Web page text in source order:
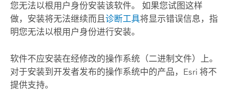
您无法以根用户身份安装该软件。 如果您试图这样
做，安装将无法继续而且诊断工具将显示错误信息，指
明您无法以根用户身份进行安装。
软件不应安装在经修改的操作系统（二进制文件）上。
对于安装到开发者发布的操作系统中的产品， Esri 将不
提供支持。